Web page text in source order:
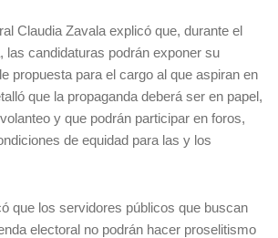
Claudia Zavala explicó que, durante el
las candidaturas podrán exponer su
propuesta para el cargo al que aspiran en
que la propaganda deberá ser en papel,
y que podrán participar en foros,
de equidad para las y los
que los servidores públicos que buscan
electoral no podrán hacer proselitismo